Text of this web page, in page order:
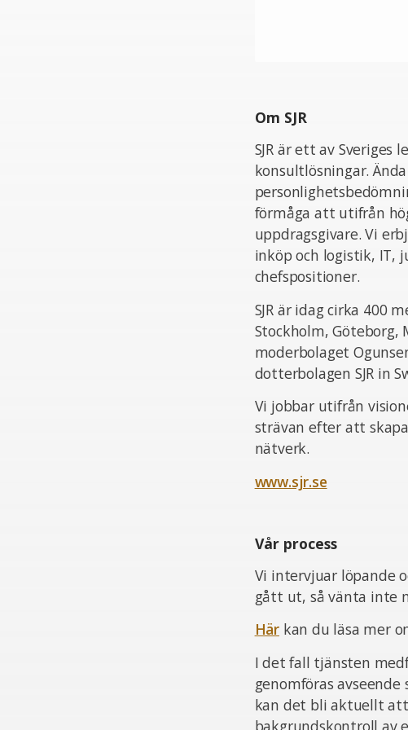
Om SJR
SJR är ett av
konsultlösningar.
förmåga att utifrån
uppdragsgivare. Vi
inköp och logistik, IT,
chefspositioner.
SJR är idag cirka 400
Stockholm, Göteborg,
moderbolaget
dotterbolagen SJR in
Vi jobbar utifrån
strävan efter att
nätverk.
www.sjr.se
Vår process
Vi intervjuar löpande
gått ut, så vänta inte
Härkan du läsa mer
I det fall tjänsten
genomföras
kan det bli aktuellt
bakgrundskontroll av